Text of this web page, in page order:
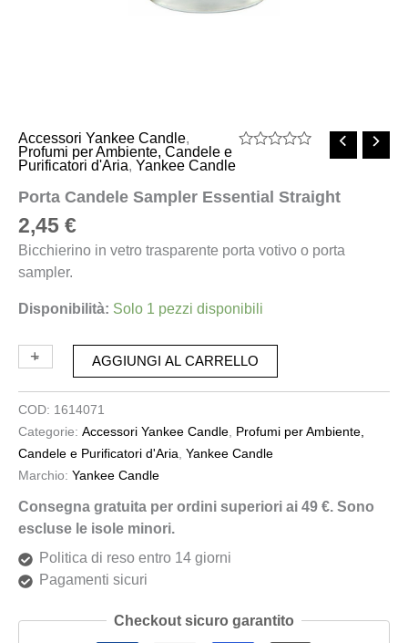
5
Accessori Yankee Candle,
Profumi per Ambiente, Candele e
Purificatori d'Aria, Yankee Candle
Porta Candele Sampler Essential Straight
2,45 €
Bicchierino in vetro trasparente porta votivo o porta
sampler.
Disponibilità: Solo 1 pezzi disponibili
-
+ AGGIUNGI AL CARRELLO
COD: 1614071
Categorie: Accessori Yankee Candle Profumi per Ambiente,
Candele e Purificatori d'Aria Yankee Candle
Marchio: Yankee Candle
Consegna gratuita per ordini superiori ai 49 €. Sono
escluse le isole minori.
Politica di reso entro 14 giorni
Pagamenti sicuri
Checkout sicuro garantito